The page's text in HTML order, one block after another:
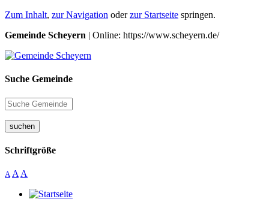
Zum Inhalt, zur Navigation oderzur Startseite springen.
Gemeinde Scheyern | Online: https://www.scheyern.de/
Suche Gemeinde
suchen
Schriftgröße
A A A